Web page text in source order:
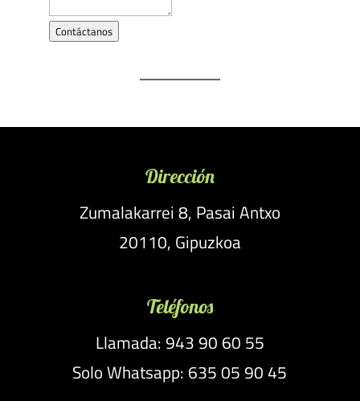
Contáctanos
Dirección
Zumalakarrei 8, Pasai Antxo
20110, Gipuzkoa
Teléfonos
Llamada: 943 90 60 55
Solo Whatsapp: 635 05 90 45